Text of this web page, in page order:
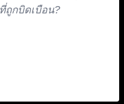
ที่ถูกบิดเบือน?